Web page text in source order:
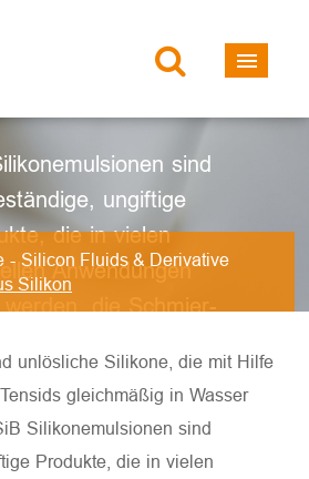
aus
sind
ungiftige
die in vielen
Anwendungen
erfordern.
Silicon Fluids & Derivative
Silikon
unlösliche Silikone, die mit Hilfe
gleichmäßig in Wasser
Silikonemulsionen sind
Produkte, die in vielen